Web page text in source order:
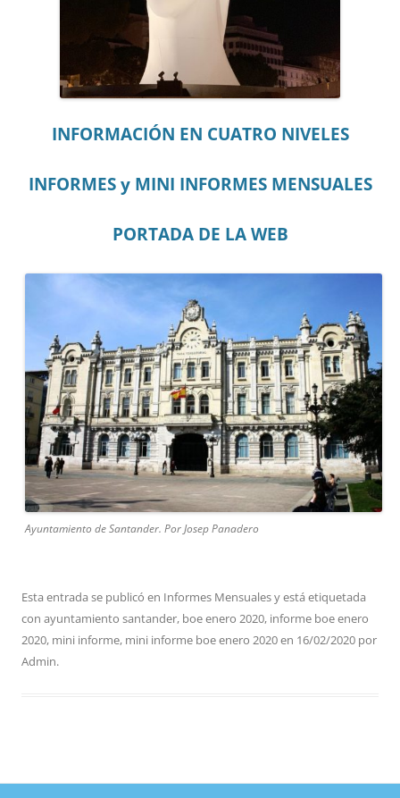
INFORMACIÓN EN CUATRO NIVELES
INFORMES y MINI INFORMES MENSUALES
PORTADA DE LA WEB
Ayuntamiento de Santander. Por Josep Panadero
Esta entrada se publicó en Informes Mensualesy está etiquetada
con ayuntamiento santander, boe enero 2020, informe boe enero
2020, mini informe, mini informe boe enero 2020en 16/02/2020 por
Admin.